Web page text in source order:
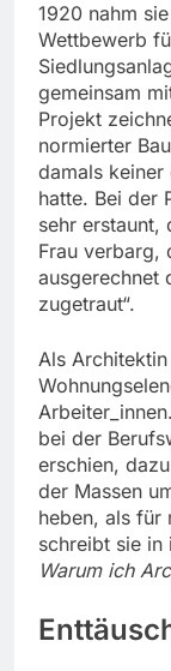
1920 nahm
Wettbewerb
gemeinsam
Projekt
normierter
damals keiner
hatte. Bei der
sehr erstaunt,
Frau verbarg,
ausgerechnet
zugetraut“.
Als
bei der
erschien,
der Massen
heben, als für
schreibt sie in
Warum ich